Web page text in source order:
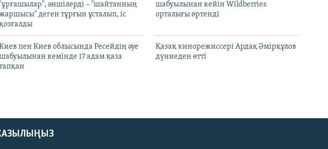
"ұрғашылар", әншілерді – "шайтанның
деген тұрғын ұсталып, іс
шабуылынан кейін Wildberries
орталығы өртенді
пен Киев облысында Ресейдің әуе
кемінде 17 адам қаза
Қазақ кинорежиссері Ардақ Әмірқұлов
дүниеден өтті